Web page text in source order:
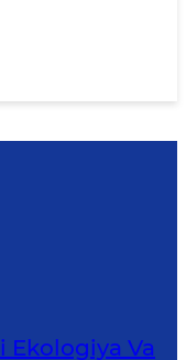
Ekologiya Va